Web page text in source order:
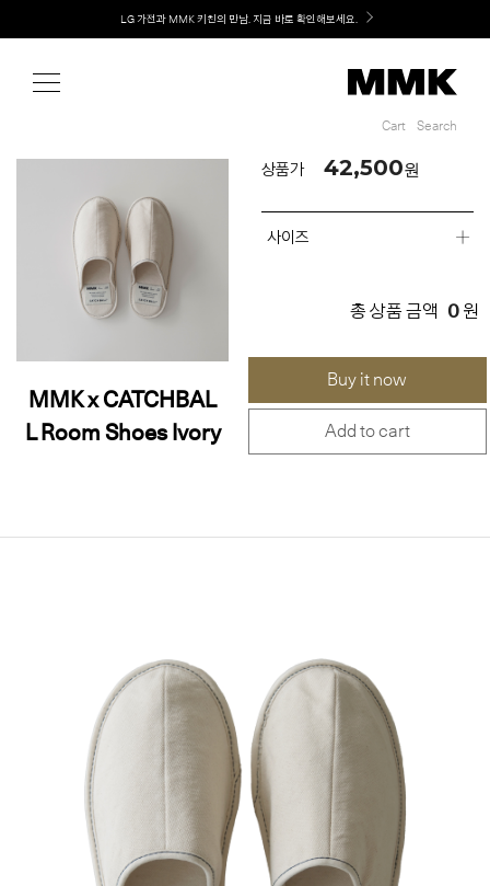
Welcome! 신규 회원가입 시 MMK Shop Coupon (총 60만원) 지급
Cart Search
MMK x CATCHBAL
L Room Shoes Ivory
상품가 42,500원
사이즈
총 상품 금액 0 원
Buy it now
Add to cart